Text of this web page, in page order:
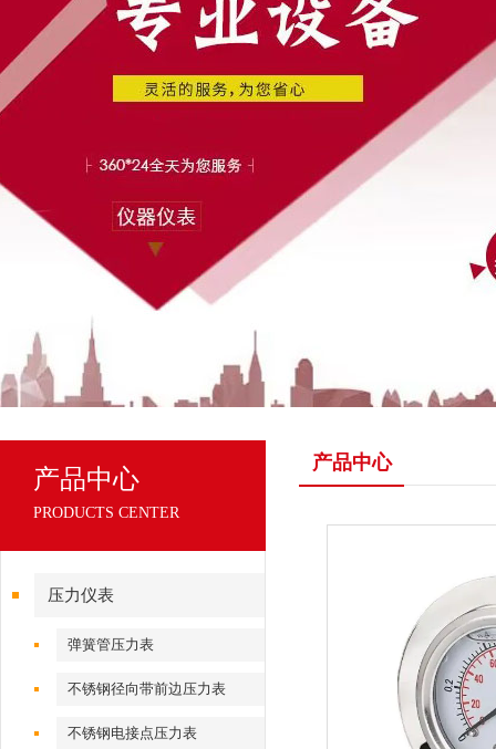
产品中心
PRODUCTS CENTER
压力仪表
弹簧管压力表
不锈钢径向带前边压力表
不锈钢电接点压力表
产品中心